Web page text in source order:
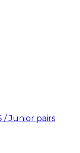
/ Junior pairs